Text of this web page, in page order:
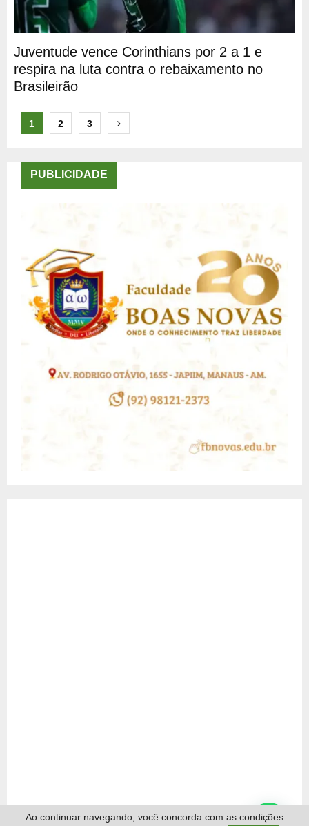
Juventude vence Corinthians por 2 a 1 e
respira na luta contra o rebaixamento no
Brasileirão
Paginação
posts
1 2 3
PUBLICIDADE
Ao continuar navegando, você concorda com as condições